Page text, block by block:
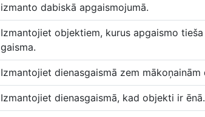
izmanto dabiskā apgaismojumā.
Izmantojiet objektiem, kurus apgaismo tieša
gaisma.
Izmantojiet dienasgaismā zem mākoņainām
Izmantojiet dienasgaismā, kad objekti ir ēnā.